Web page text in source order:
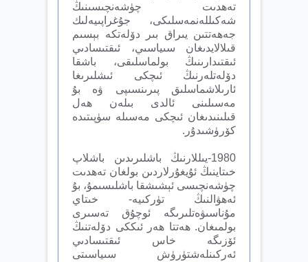
تەھدىت چۈشەنچىسىنىڭ
شەكىللەنمەسلىكى، جۇغراپىيەلىك
جەھەتتىن يىراق بىر دۆلەتكە بېسىم
قىلالايدىغان سىياسىي، ئىقتىسادىي
ئىقتىدارىنىڭ بولماسلىقى، باشقا
دۆلەتلەرنىڭ ئىچكى ئىشلىرىغا
ئارىلاشماسلىق پىرىنسىپى ۋە بۇ
مەسىلىنى ئالدى بىلەن ھەل
قىلىنىدىغان ئىچكى مەسىلە سۈپىتىدە
كۆرۈشىدۇر.
1980-يىللارنىڭ باشلىرىدىن باشلاپ
خىتاينىڭ ئۇيغۇرلاردىن بولغان تەھدىت
چۈشەنچىسى ئېشىشقا باشلىسىمۇ، بۇ
ئەھۋالنىڭ تۈركىيە- خىتاي
مۇناسىۋەتلىرىگە ئوچۇق تەسىرى
بولمىغان. ھەتتا ھەر ئىككى دۆلەتنىڭ
ئۆزىگە خاس ئىقتىسادىي
ئەركىنلەشتۈرۈش سىياسىتى